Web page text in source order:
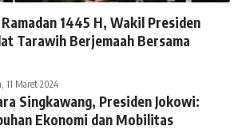
1445 H, Wakil Presiden
Tarawih Berjemaah Bersama
11 Maret 2024
Singkawang, Presiden Jokowi:
Ekonomi dan Mobilitas